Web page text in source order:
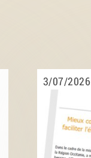
3/07/2026